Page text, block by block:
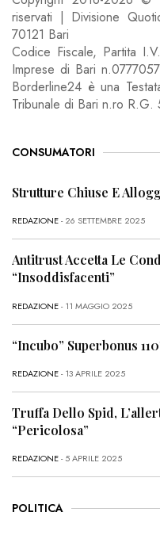
riservati | Divisione
70121 Bari
Codice Fiscale, Partita
Imprese di Bari
Borderline24 è una
Tribunale di Bari n.ro
CONSUMATORI
Strutture Chiuse E
REDAZIONE- 26 SETTEMBRE 2025
Antitrust Accetta Le
“Insoddisfacenti”
REDAZIONE- 11 MAGGIO 2025
“Incubo” Superbonus
REDAZIONE- 13 APRILE 2025
Truffa Dello Spid,
“Pericolosa”
REDAZIONE- 5 APRILE 2025
POLITICA